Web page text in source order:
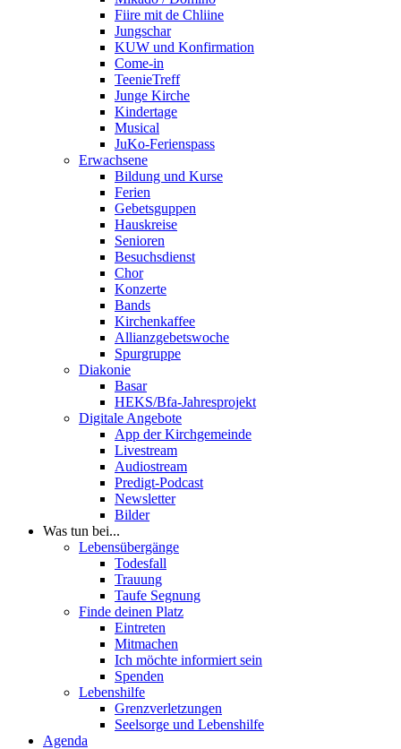
Fiire mit de Chliine
Jungschar
KUW und Konfirmation
Come-in
TeenieTreff
Junge Kirche
Kindertage
Musical
JuKo-Ferienspass
Erwachsene
Bildung und Kurse
Ferien
Gebetsguppen
Hauskreise
Senioren
Besuchsdienst
Chor
Konzerte
Bands
Kirchenkaffee
Allianzgebetswoche
Spurgruppe
Diakonie
Basar
HEKS/Bfa-Jahresprojekt
Digitale Angebote
App der Kirchgemeinde
Livestream
Audiostream
Predigt-Podcast
Newsletter
Bilder
Was tun bei...
Lebensübergänge
Todesfall
Trauung
Taufe Segnung
Finde deinen Platz
Eintreten
Mitmachen
Ich möchte informiert sein
Spenden
Lebenshilfe
Grenzverletzungen
Seelsorge und Lebenshilfe
Agenda